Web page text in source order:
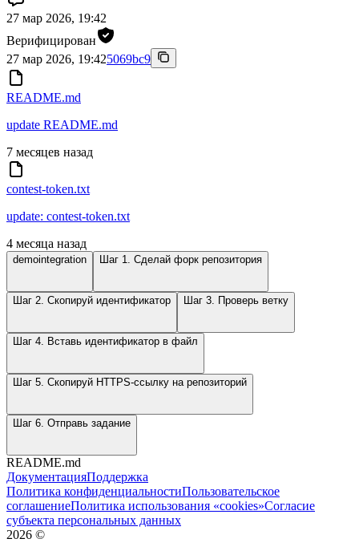
27 мар 2026, 19:42
Верифицирован
27 мар 2026, 19:425069bc9
README.md
update README.md
7 месяцев назад
contest-token.txt
update: contest-token.txt
4 месяца назад
demointegration Шаг 1. Сделай форк репозитория
Шаг 2. Скопируй идентификатор Шаг 3. Проверь ветку
Шаг 4. Вставь идентификатор в файл
Шаг 5. Скопируй HTTPS-ссылку на репозиторий
Шаг 6. Отправь задание
README.md
ДокументацияПоддержка
Политика конфиденциальностиПользовательское
соглашениеПолитика использования «cookies»Согласие
субъекта персональных данных
2026 ©